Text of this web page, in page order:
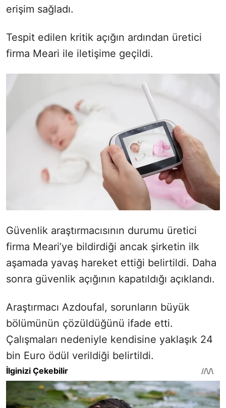
erişim sağladı.
Tespit edilen kritik açığın ardından üretici
firma Meari ile iletişime geçildi.
Güvenlik araştırmacısının durumu üretici
firma Meari’ye bildirdiği ancak şirketin ilk
aşamada yavaş hareket ettiği belirtildi. Daha
sonra güvenlik açığının kapatıldığı açıklandı.
Araştırmacı Azdoufal, sorunların büyük
bölümünün çözüldüğünü ifade etti.
Çalışmaları nedeniyle kendisine yaklaşık 24
bin Euro ödül verildiği belirtildi.